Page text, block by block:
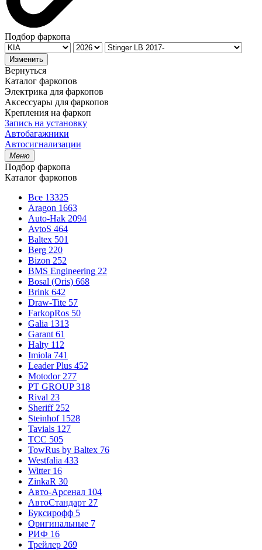
Подбор фаркопа
Изменить
Вернуться
Каталог фаркопов
Электрика для фаркопов
Аксессуары для фаркопов
Крепления на фаркоп
Запись на установку
Автобагажники
Автосигнализации
Меню
Подбор фаркопа
Каталог фаркопов
Все 13325
Aragon 1663
Auto-Hak 2094
AvtoS 464
Baltex 501
Berg 220
Bizon 252
BMS Engineering 22
Bosal (Oris) 668
Brink 642
Draw-Tite 57
FarkopRos 50
Galia 1313
Garant 61
Halty 112
Imiola 741
Leader Plus 452
Motodor 277
PT GROUP 318
Rival 23
Sheriff 252
Steinhof 1528
Tavials 127
TCC 505
TowRus by Baltex 76
Westfalia 433
Witter 16
ZinkaR 30
Авто-Арсенал 104
АвтоСтандарт 27
Буксирофф 5
Оригинальные 7
РИФ 16
Трейлер 269